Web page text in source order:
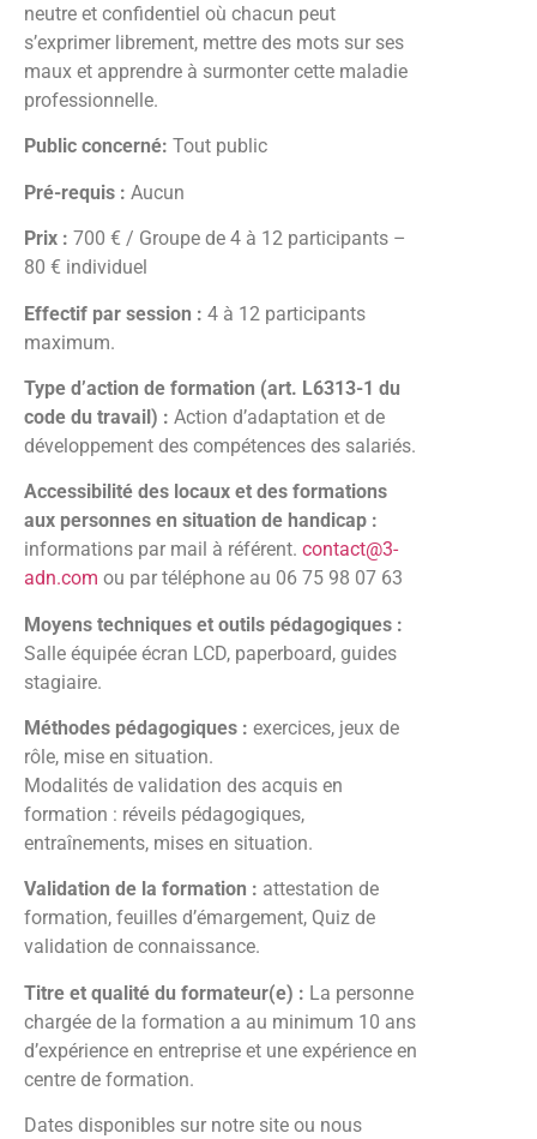
neutre et confidentiel où chacun peut
s’exprimer librement, mettre des mots sur ses
maux et apprendre à surmonter cette maladie
professionnelle.
Public concerné: Tout public
Pré-requis : Aucun
Prix : 700 € / Groupe de 4 à 12 participants –
80 € individuel
Effectif par session : 4 à 12 participants
maximum.
Type d’action de formation (art. L6313-1 du
code du travail) : Action d’adaptation et de
développement des compétences des salariés.
Accessibilité des locaux et des formations
aux personnes en situation de handicap :
informations par mail à référent. contact@3-
adn.com ou par téléphone au 06 75 98 07 63
Moyens techniques et outils pédagogiques :
Salle équipée écran LCD, paperboard, guides
stagiaire.
Méthodes pédagogiques : exercices, jeux de
rôle, mise en situation.
Modalités de validation des acquis en
formation : réveils pédagogiques,
entraînements, mises en situation.
Validation de la formation : attestation de
formation, feuilles d’émargement, Quiz de
validation de connaissance.
Titre et qualité du formateur(e) : La personne
chargée de la formation a au minimum 10 ans
d’expérience en entreprise et une expérience en
centre de formation.
Dates disponibles sur notre site ou nous